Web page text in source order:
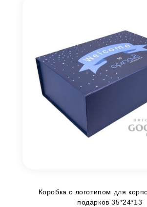
Коробка с логотипом для
подарков 35*24*13